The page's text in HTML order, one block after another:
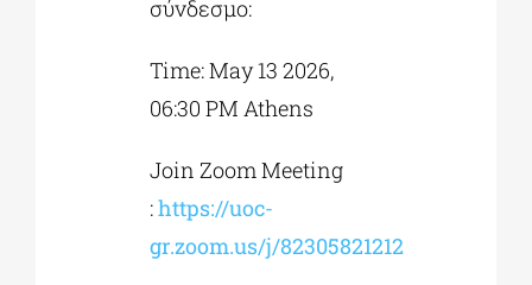
σύνδεσμο:
Time: May 13 2026,
06:30 PM Athens
Join Zoom Meeting
:https://uoc-
gr.zoom.us/j/82305821212